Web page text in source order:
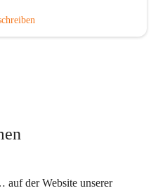
auf der Website unserer